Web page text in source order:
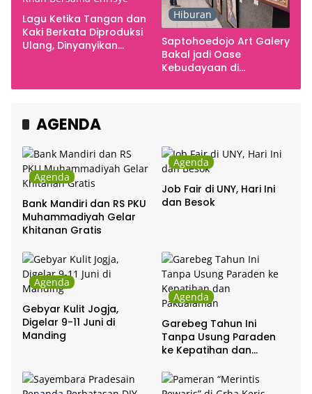
Lagu Ketika Tangan dan
Kaki Berkata Diproduksi
Ulang, Dinyanyikan
Hiburan
Saptohoedojo Art Galery
Bakal jadi Oase
Kebudayaan di
AGENDA
Agenda
Bank Mandiri dan RS PKU
Muhammadiyah Gelar
Khitanan Gratis
Agenda
Job Fair di UNY, Hari Ini
dan Besok
Agenda
Gebyar Kulit Jogja,
Digelar 9-11 Juni di
Manding
Agenda
Garebeg Tahun Ini
Tanpa Usung Paraden
ke Kepatihan dan